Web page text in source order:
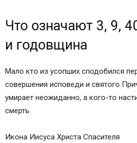
Что означают 3, 9,
и годовщина
Мало кто из усопших сподобился
совершения исповеди и святого
умирает неожиданно, а кого-то
смерть.
Икона Иисуса Христа Спасителя